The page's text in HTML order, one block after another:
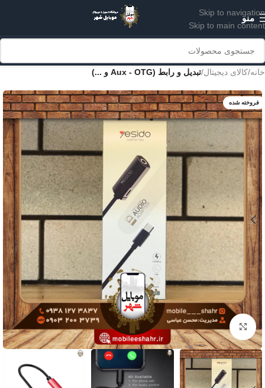
Skip to navigation
Skip to main content
منو
خانه کالای دیجیتال تبدیل و رابط (Aux - OTG و ...)
فروخته شده
برای بزرگنمایی کلیک کنید